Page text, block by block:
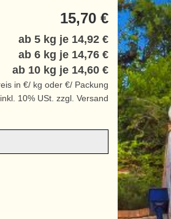
15,70 €
ab 5 kg je 14,92 €
ab 6 kg je 14,76 €
ab 10 kg je 14,60 €
in €/ kg oder €/ Packung
inkl. 10% USt. zzgl. Versand